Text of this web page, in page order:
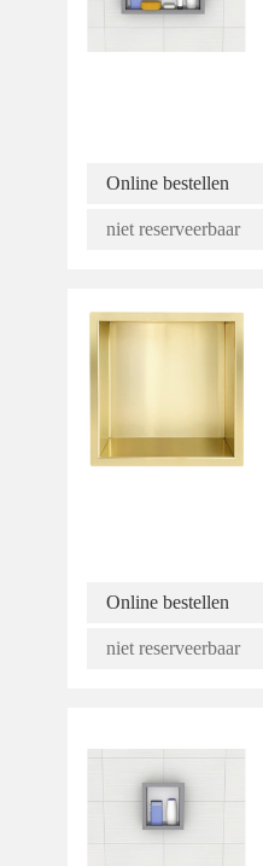
Online bestellen
niet reserveerbaar
Online bestellen
niet reserveerbaar